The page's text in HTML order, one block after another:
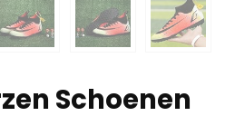
Schoenen